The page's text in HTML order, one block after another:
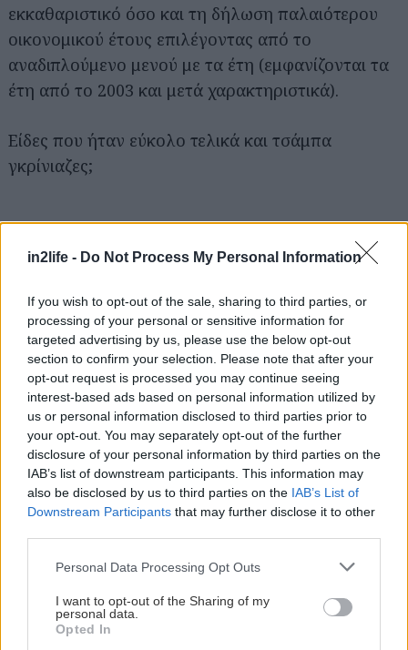
in2life - Do Not Process My Personal Information
If you wish to opt-out of the sale, sharing to third parties, or
processing of your personal or sensitive information for
targeted advertising by us, please use the below opt-out
section to confirm your selection. Please note that after your
opt-out request is processed you may continue seeing
interest-based ads based on personal information utilized by
us or personal information disclosed to third parties prior to
your opt-out. You may separately opt-out of the further
disclosure of your personal information by third parties on the
IAB’s list of downstream participants. This information may
also be disclosed by us to third parties on the IAB’s List of
Downstream Participants that may further disclose it to other
Please note that this website/app uses one or more Google
not limited to your visit or usage behaviour. You may click to
grant or deny consent to Google and its third-party tags to
use your data for below specified purposes in below Google
Personal Data Processing Opt Outs
I want to opt-out of the Sharing of my
personal data.
Opted In
εκκαθαριστικό όσο και τη δήλωση παλαιότερου
οικονομικού έτους επιλέγοντας από το
αναδιπλούμενο μενού με τα έτη (εμφανίζονται τα
έτη από το 2003 και μετά χαρακτηριστικά).
Είδες που ήταν εύκολο τελικά και τσάμπα
γκρίνιαζες;
Αναζήτηση